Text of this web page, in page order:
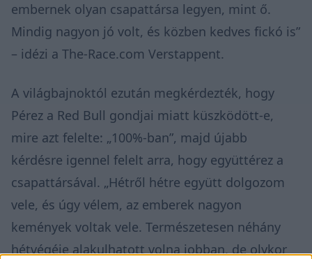
embernek olyan csapattársa legyen, mint ő.
Mindig nagyon jó volt, és közben kedves fickó is”
– idézi a The-Race.com Verstappent.
A világbajnoktól ezután megkérdezték, hogy
Pérez a Red Bull gondjai miatt küszködött-e,
mire azt felelte: „100%-ban”, majd újabb
kérdésre igennel felelt arra, hogy együttérez a
csapattársával. „Hétről hétre együtt dolgozom
vele, és úgy vélem, az emberek nagyon
kemények voltak vele. Természetesen néhány
hétvégéje alakulhatott volna jobban, de olykor